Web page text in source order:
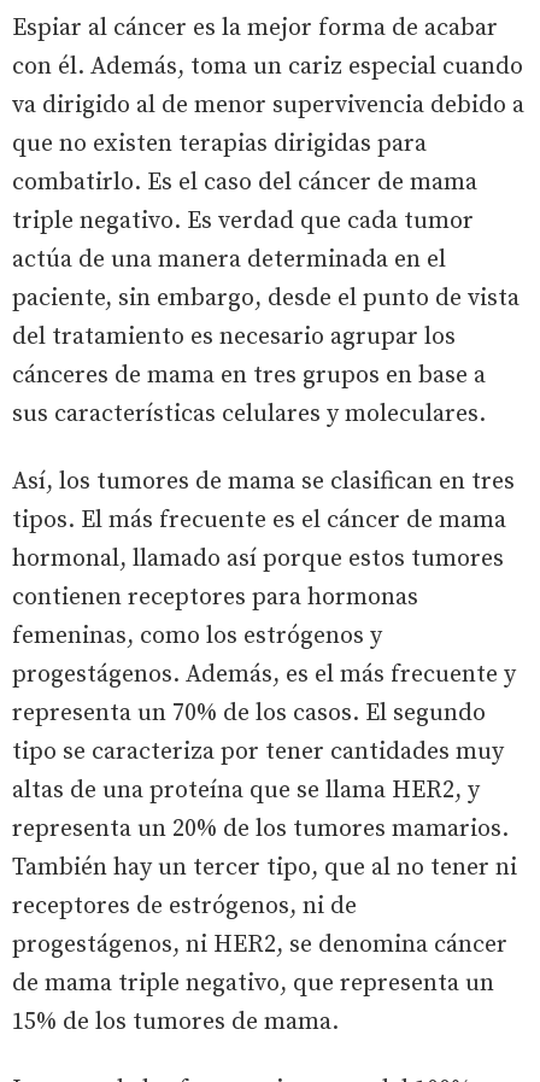
Espiar al cáncer es la mejor forma de acabar
con él. Además, toma un cariz especial cuando
va dirigido al de menor supervivencia debido a
que no existen terapias dirigidas para
combatirlo. Es el caso del cáncer de mama
triple negativo. Es verdad que cada tumor
actúa de una manera determinada en el
paciente, sin embargo, desde el punto de vista
del tratamiento es necesario agrupar los
cánceres de mama en tres grupos en base a
sus características celulares y moleculares.
Así, los tumores de mama se clasifican en tres
tipos. El más frecuente es el cáncer de mama
hormonal, llamado así porque estos tumores
contienen receptores para hormonas
femeninas, como los estrógenos y
progestágenos. Además, es el más frecuente y
representa un 70% de los casos. El segundo
tipo se caracteriza por tener cantidades muy
altas de una proteína que se llama HER2, y
representa un 20% de los tumores mamarios.
También hay un tercer tipo, que al no tener ni
receptores de estrógenos, ni de
progestágenos, ni HER2, se denomina cáncer
de mama triple negativo, que representa un
15% de los tumores de mama.